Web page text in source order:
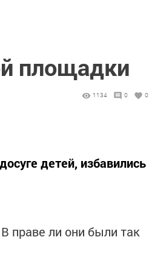
площадки
1134 0 0
детей, избавились
праве ли они были так